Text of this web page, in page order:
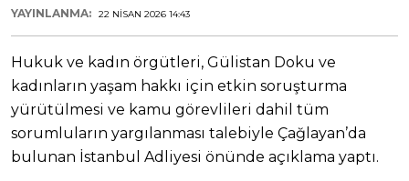
YAYINLANMA: 22 NISAN 2026 14:43
Hukuk ve kadın örgütleri, Gülistan Doku ve
kadınların yaşam hakkı için etkin soruşturma
yürütülmesi ve kamu görevlileri dahil tüm
sorumluların yargılanması talebiyle Çağlayan’da
bulunan İstanbul Adliyesi önünde açıklama yaptı.